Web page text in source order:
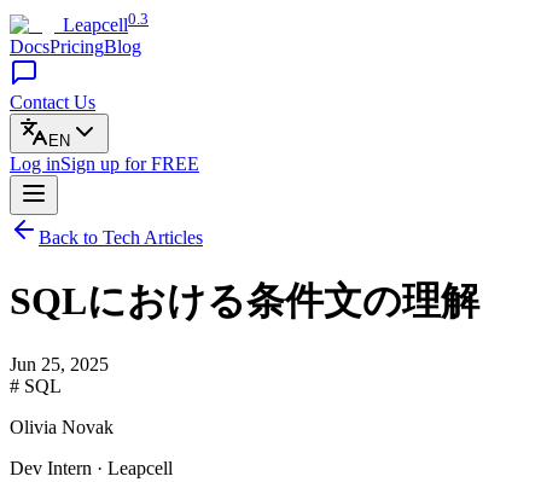
Leapcell0.3
DocsPricingBlog
Contact Us
EN
Log inSign up for FREE
Back to Tech Articles
SQLにおける条件文の理解
Jun 25, 2025
# SQL
Olivia Novak
Dev Intern · Leapcell